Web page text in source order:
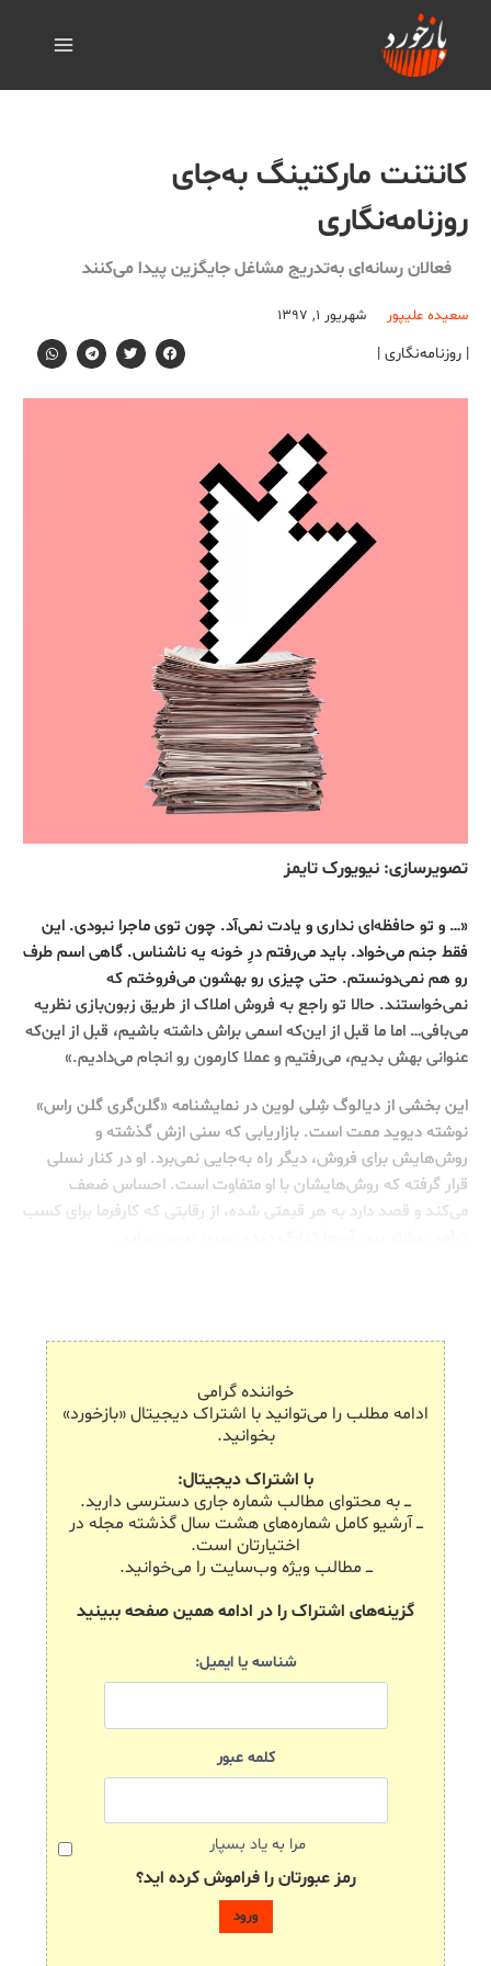
کانتنت مارکتینگ به‌جای
روزنامه‌نگاری
فعالان رسانه‌ای به‌تدریج مشاغل جایگزین پیدا می‌کنند
سعیده علیپور شهریور ۱, ۱۳۹۷
| روزنامه‌نگاری |
تصویرسازی: نیویورک تایمز
«… و تو حافظه‌ای نداری و یادت نمی‌آد. چون توی ماجرا نبودی. این
فقط جنم می‌خواد. باید می‌رفتم درِ خونه‌ یه ناشناس. گاهی اسم طرف
رو هم نمی‌دونستم. حتی چیزی رو بهشون می‌فروختم که
نمی‌خواستند. حالا تو راجع به فروش املاک از طریق زبون‌بازی نظریه
می‌بافی… اما ما قبل از این‌که اسمی براش داشته باشیم، قبل از این‌که
عنوانی بهش بدیم، می‌رفتیم و عملا کارمون رو انجام می‌دادیم.»
این بخشی از دیالوگ شِلی لوین در نمایشنامه «گلن‌گری گلن راس»
نوشته دیوید ممت است. بازاریابی که سنی ازش گذشته و
روش‌هایش برای فروش، دیگر راه به‌جایی نمی‌برد. او در کنار نسلی
قرار گرفته که روش‌هایشان با او متفاوت است. احساس ضعف
می‌کند و قصد دارد به هر قیمتی شده، از رقابتی که کارفرما برای کسب
خواننده گرامی
ادامه مطلب را می‌توانید با اشتراک دیجیتال «بازخورد»
بخوانید.
با اشتراک دیجیتال:
ـــ به محتوای مطالب شماره جاری دسترسی دارید.
ـــ آرشیو کامل شماره‌های هشت سال گذشته مجله در
اختیارتان است.
ـــ مطالب ویژه وب‌سایت را می‌خوانید.
گزینه‌های اشتراک را در ادامه همین صفحه ببینید
شناسه یا ایمیل:
کلمه عبور
مرا به یاد بسپار
رمز عبورتان را فراموش کرده اید؟